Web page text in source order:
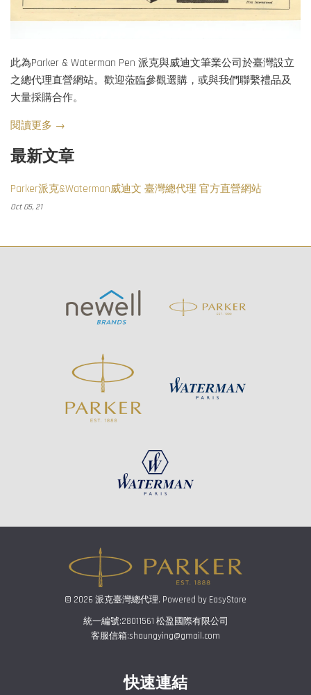
此為Parker & Waterman Pen 派克與威迪文筆業公司於臺灣設立
之總代理直營網站。歡迎蒞臨參觀選購，或與我們聯繫禮品及
大量採購合作。
閱讀更多 →
最新文章
Parker派克&Waterman威迪文 臺灣總代理 官方直營網站
Oct 05, 21
© 2026 派克臺灣總代理. Powered by EasyStore
統一編號:28011561 松盈國際有限公司
客服信箱:shaungying@gmail.com
快速連結